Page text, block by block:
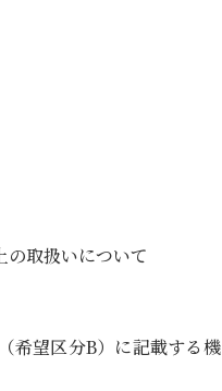
取扱いについて
希望区分B）に記載する機